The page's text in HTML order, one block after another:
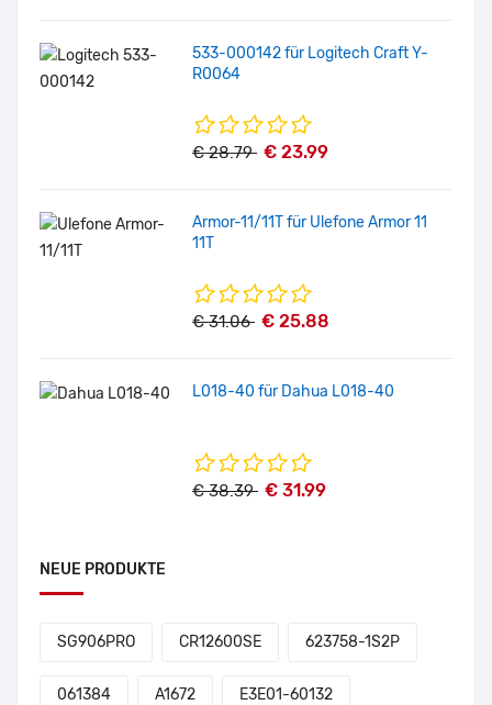
533-000142 für Logitech Craft Y-
R0064
€ 28.79 € 23.99
Armor-11/11T für Ulefone Armor 11
11T
€ 31.06 € 25.88
L018-40 für Dahua L018-40
€ 38.39 € 31.99
NEUE PRODUKTE
SG906PRO CR12600SE 623758-1S2P
061384 A1672 E3E01-60132